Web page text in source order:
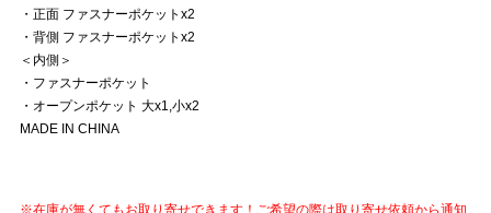
・正面 ファスナーポケットx2
・背側 ファスナーポケットx2
＜内側＞
・ファスナーポケット
・オープンポケット 大x1,小x2
MADE IN CHINA
※在庫が無くてもお取り寄せできます！ご希望の際は取り寄せ依頼から通知